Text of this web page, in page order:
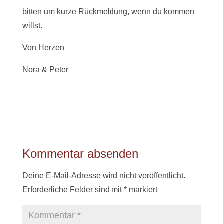
bitten um kurze Rückmeldung, wenn du kommen
willst.
Von Herzen
Nora & Peter
Kommentar absenden
Deine E-Mail-Adresse wird nicht veröffentlicht.
Erforderliche Felder sind mit*markiert